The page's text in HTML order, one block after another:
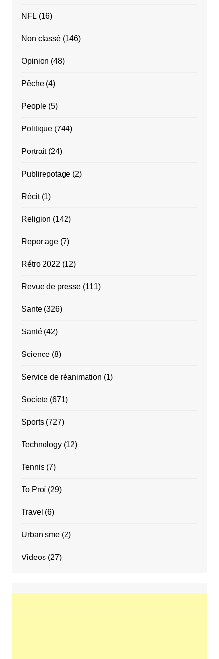
NFL (16)
Non classé(146)
Opinion (48)
Pêche(4)
People(5)
Politique(744)
Portrait(24)
Publirepotage(2)
Récit(1)
Religion (142)
Reportage(7)
Rétro 2022 (12)
Revue de presse(111)
Sante(326)
Santé(42)
Science(8)
Service de réanimation (1)
Societe(671)
Sports(727)
Technology(12)
Tennis(7)
To Proí(29)
Travel (6)
Urbanisme(2)
Videos(27)